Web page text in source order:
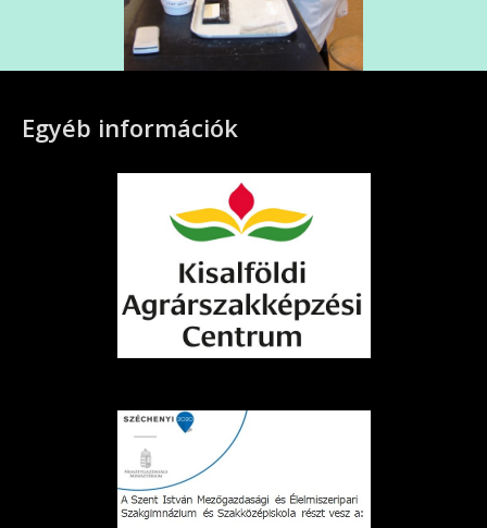
Egyéb információk